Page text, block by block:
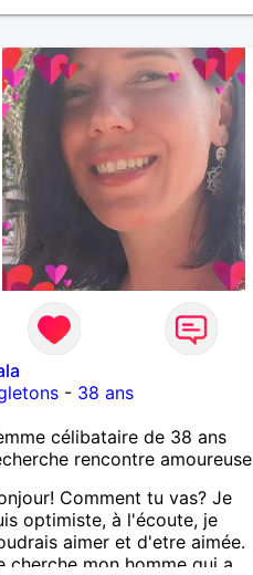
- 38 ans
célibataire de 38 ans
rencontre amoureuse
Comment tu vas? Je
optimiste, à l'écoute, je
aimer et d'etre aimée.
cherche mon homme qui a